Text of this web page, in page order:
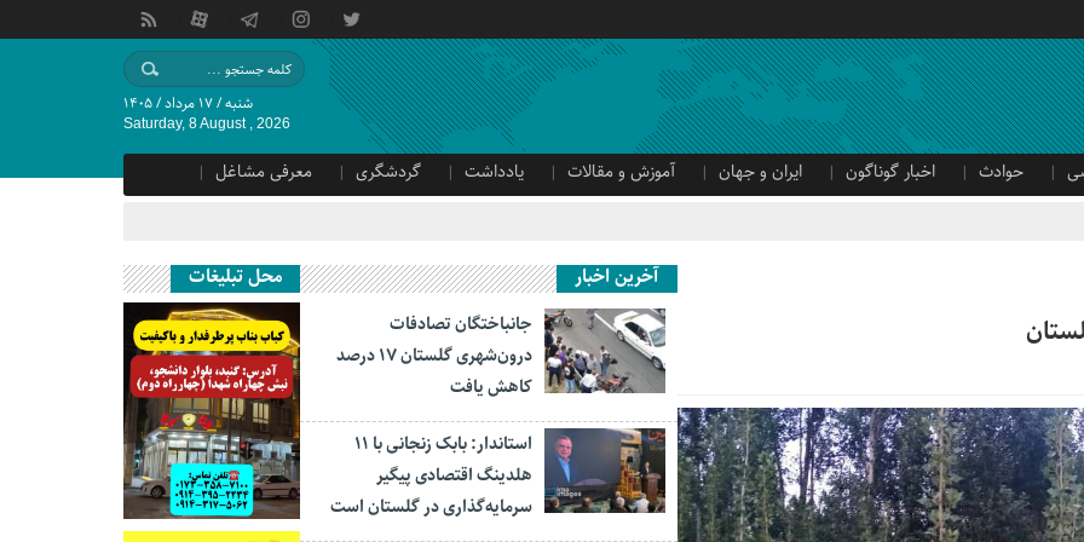
شنبه / ۱۷ مرداد / ۱۴۰۵
Saturday, 8 August , 2026
حوادث اخبار گوناگون ایران و جهان آموزش و مقالات یادداشت گردشگری
معرفی مشاغل
آخرین اخبار
جانباختگان تصادفات
درون‌شهری گلستان ۱۷ درصد
کاهش یافت
استاندار: بابک زنجانی با ۱۱
هلدینگ اقتصادی پیگیر
سرمایه‌گذاری در گلستان است
محل تبلیغات